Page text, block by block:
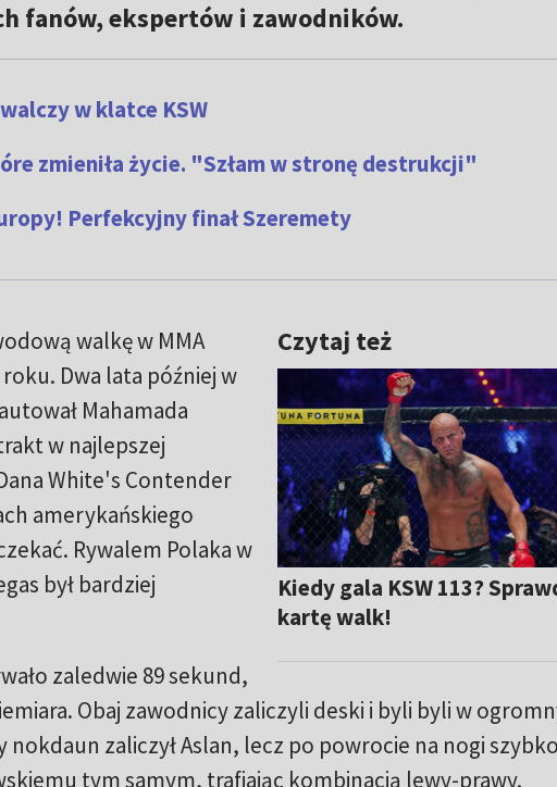
fanów, ekspertów i zawodników.
w klatce KSW
zmieniła życie. "Szłam w stronę destrukcji"
Perfekcyjny finał Szeremety
Czytaj też
Kiedy gala KSW 113?
kartę walk!
walkę w MMA
Dwa lata później w
Mahamada
w najlepszej
White's Contender
amerykańskiego
Rywalem Polaka w
był bardziej
zaledwie 89 sekund,
Obaj zawodnicy zaliczyli deski i byli byli w
nokdaun zaliczył Aslan, lecz po powrocie na nogi
tym samym, trafiając kombinacją lewy-prawy.